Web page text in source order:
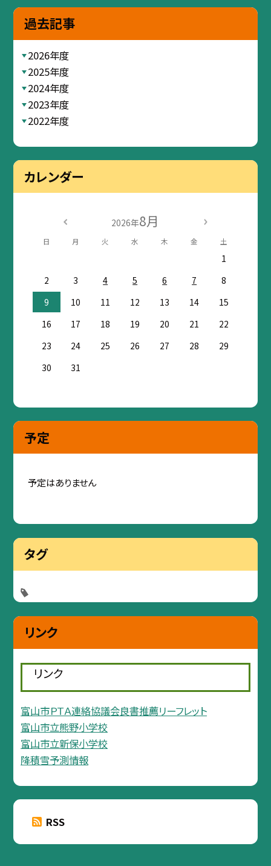
過去記事
2026年度
2025年度
2024年度
2023年度
2022年度
カレンダー
2026年8月
日 月 火 水 木 金 土
1
2
3 4 5 6 7
8
9
10 11 12 13 14
15
16
17 18 19 20 21
22
23
24 25 26 27 28
29
30
31
予定
予定はありません
タグ
リンク
リンク
富山市ＰＴＡ連絡協議会良書推薦リーフレット
富山市立熊野小学校
富山市立新保小学校
降積雪予測情報
RSS